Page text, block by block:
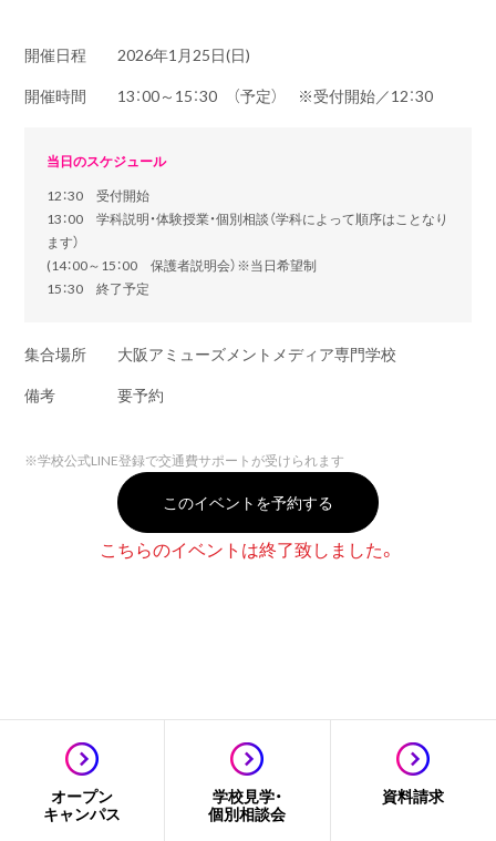
開催日程
2026年1月25日(日)
開催時間
13：00～15：30 （予定） ※受付開始／12：30
当日のスケジュール
12：30 受付開始
13：00 学科説明・体験授業・個別相談（学科によって順序はことなり
ます）
(14：00～15：00 保護者説明会）※当日希望制
15：30 終了予定
集合場所
大阪アミューズメントメディア専門学校
備考
要予約
※学校公式LINE登録で交通費サポートが受けられます
このイベントを予約する
こちらのイベントは終了致しました。
オープン
キャンパス
学校見学・
個別相談会
資料請求